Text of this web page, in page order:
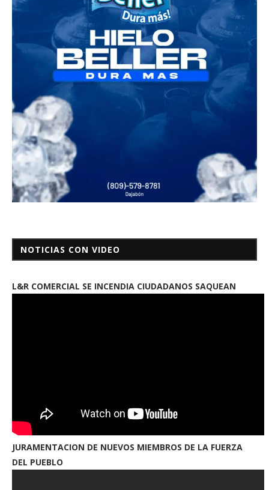
NOTICIAS CON VIDEO
L&R COMERCIAL SE INCENDIA CIUDADANOS SAQUEAN
JURAMENTACION DE NUEVOS MIEMBROS DE LA FUERZA
DEL PUEBLO